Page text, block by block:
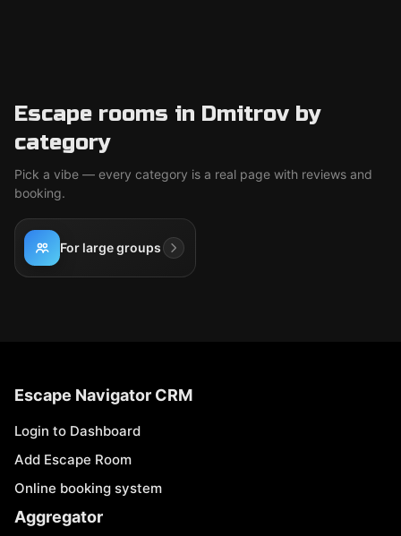
Escape rooms in Dmitrov by
category
Pick a vibe — every category is a real page with reviews and
booking.
For large groups
Escape Navigator CRM
Login to Dashboard
Add Escape Room
Online booking system
Aggregator